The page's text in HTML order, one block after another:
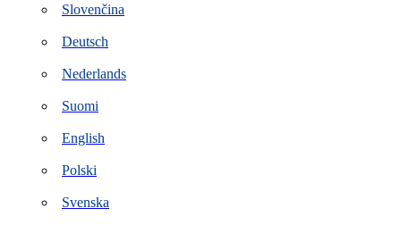
Slovenčina
Deutsch
Nederlands
Suomi
English
Polski
Svenska